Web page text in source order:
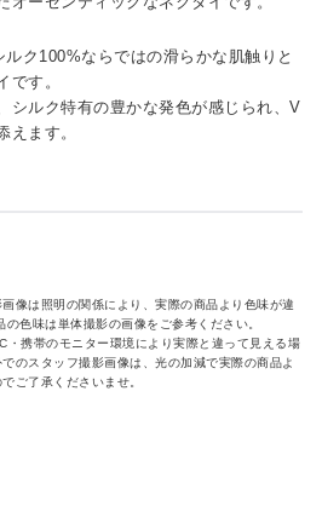
ク100%ならではの滑らかな肌触りと
です。
シルク特有の豊かな発色が感じられ、V
えます。
像は照明の関係により、実際の商品より色味が違
色味は単体撮影の画像をご参考ください。
携帯のモニター環境により実際と違って見える場
のスタッフ撮影画像は、光の加減で実際の商品よ
ご了承くださいませ。